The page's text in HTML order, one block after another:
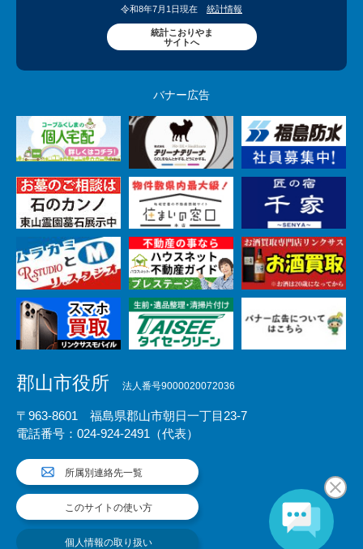
令和8年7月1日現在 統計情報
統計こおりやま
サイトへ
バナー広告
郡山市役所 法人番号9000020072036
〒963-8601 福島県郡山市朝日一丁目23-7
電話番号：024-924-2491（代表）
所属別連絡先一覧
このサイトの使い方
個人情報の取り扱い